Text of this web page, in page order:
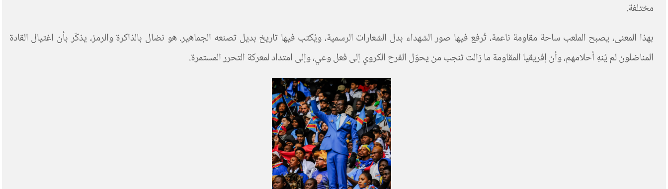
مختلفة.
بهذا المعنى، يصبح الملعب ساحة مقاومة ناعمة، تُرفع فيها صور الشهداء بدل الشعارات الرسمية، ويُكتب فيها تاريخ بديل تصنعه الجماهير. هو نضال بالذاكرة والرمز، يذكّر بأن اغتيال القادة
المناضلون لم يُنهِ أحلامهم، وأن إفريقيا المقاومة ما زالت تنجب من يحوّل الفرح الكروي إلى فعل وعي، وإلى امتداد لمعركة التحرر المستمرة.